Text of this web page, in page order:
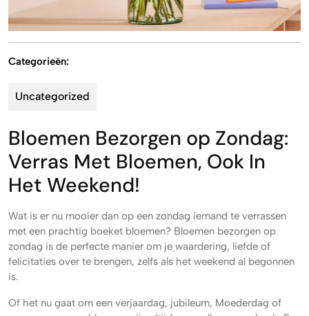
Categorieën:
Uncategorized
Bloemen Bezorgen op Zondag:
Verras Met Bloemen, Ook In
Het Weekend!
Wat is er nu mooier dan op een zondag iemand te verrassen
met een prachtig boeket bloemen? Bloemen bezorgen op
zondag is de perfecte manier om je waardering, liefde of
felicitaties over te brengen, zelfs als het weekend al begonnen
is.
Of het nu gaat om een verjaardag, jubileum, Moederdag of